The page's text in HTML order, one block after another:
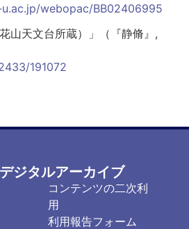
webopac/BB02406995
山天文台所蔵）」（『静脩』,
191072
ジタルアーカイブ
コンテンツの二次利
用
利用報告フォーム